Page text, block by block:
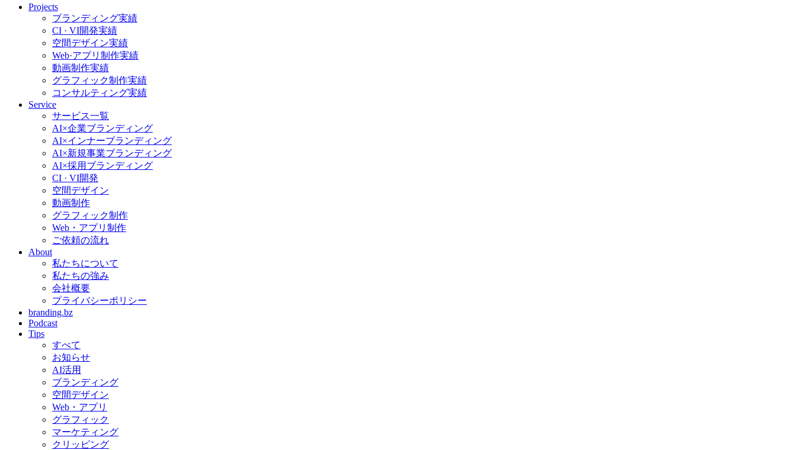
Projects
ブランディング実績
CI · VI開発実績
空間デザイン実績
Web·アプリ制作実績
動画制作実績
グラフィック制作実績
コンサルティング実績
Service
サービス一覧
AI×企業ブランディング
AI×インナーブランディング
AI×新規事業ブランディング
AI×採用ブランディング
CI · VI開発
空間デザイン
動画制作
グラフィック制作
Web・アプリ制作
ご依頼の流れ
About
私たちについて
私たちの強み
会社概要
プライバシーポリシー
branding.bz
Podcast
Tips
すべて
お知らせ
AI活用
ブランディング
空間デザイン
Web・アプリ
グラフィック
マーケティング
クリッピング